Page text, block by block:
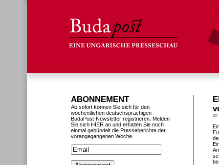
ABONNEMENT
Ab sofort können Sie sich für den
wöchentlichen deutschsprachigen
BudaPost-Newsletter registrieren. Melden
Sie sich HIER an und erhalten Sie noch
einmal gebündelt die Presseberichte der
vorangegangenen Woche.